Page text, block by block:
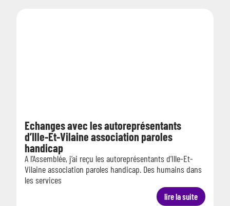
Echanges avec les autoreprésentants
d’Ille-Et-Vilaine association paroles
handicap
A l’Assemblée, j’ai reçu les autoreprésentants d’Ille-Et-
Vilaine association paroles handicap. Des humains dans
les services
lire la suite